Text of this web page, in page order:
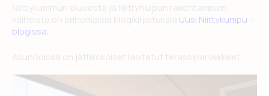
Niittykummun alueesta ja Niittyhuipun rakentamisen
vaiheista on erinomaisia blogikirjoituksia Uusi Niittykumpu -
blogissa.
Asunnoissa on jättikokoiset lasitetut terassiparvekkeet